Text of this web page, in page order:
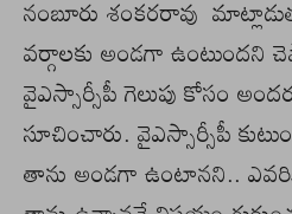
నంబూరు శంకరరావు
వర్గాలకు అండగా ఉంటుందని
వైఎస్సార్సీపీ గెలుపు కోసం
సూచించారు. వైఎస్సార్సీపీ
తాను అండగా ఉంటానని..